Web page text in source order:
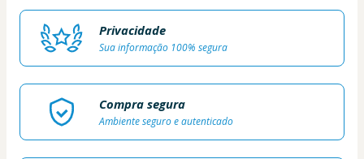
Privacidade
Sua informação 100% segura
Compra segura
Ambiente seguro e autenticado